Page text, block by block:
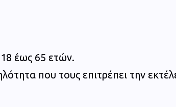
έως 65 ετών.
που τους επιτρέπει την